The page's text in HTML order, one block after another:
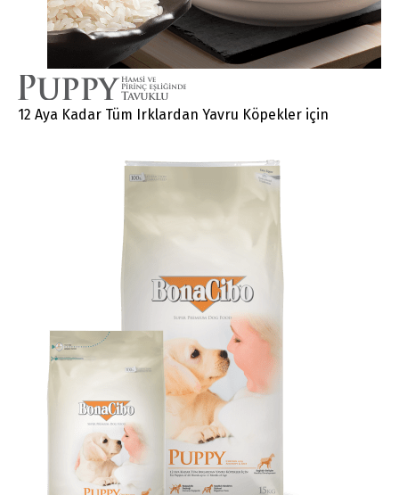
12 Aya Kadar Tüm Irklardan Yavru Köpekler için
Dili Değiştir
Türkçe